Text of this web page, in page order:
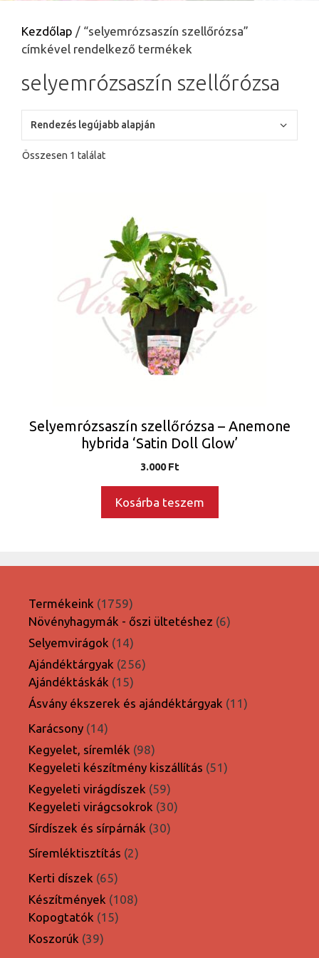
Kezdőlap / “selyemrózsaszín szellőrózsa”
címkével rendelkező termékek
selyemrózsaszín szellőrózsa
Összesen 1 találat
Selyemrózsaszín szellőrózsa – Anemone
hybrida ‘Satin Doll Glow’
3.000Ft
Kosárba teszem
Termékeink 17591759
termék
Növényhagymák - őszi ültetéshez 66
Selyemvirágok 1414
termék
Ajándéktárgyak 256256
Ajándéktáskák 1515
termék
Ásvány ékszerek és ajándéktárgyak 1111
Karácsony 1414
termék
Kegyelet, síremlék 9898
termék
Kegyeleti készítmény kiszállítás 5151
Kegyeleti virágdíszek 5959
termék
Kegyeleti virágcsokrok 3030
Sírdíszek és sírpárnák 3030
Síremléktisztítás 22
Kerti díszek 6565
termék
Készítmények 108108
Kopogtatók 1515
Koszorúk 3939